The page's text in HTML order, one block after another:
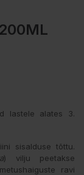
lastele alates 3.
sisalduse tõttu.
) vilju peetakse
ravi